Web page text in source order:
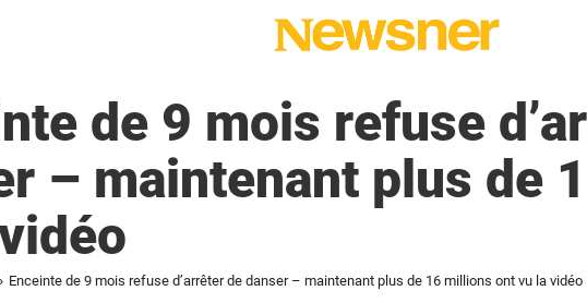
de 9 mois refuse
– maintenant plus de
Enceinte de 9 mois refuse d’arrêter de danser – maintenant plus de 16 millions ont vu la vidéo